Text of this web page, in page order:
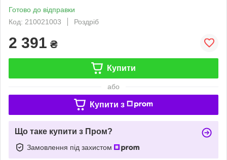
Готово до відправки
Код: 210021003
Роздріб
2 391 ₴
Купити
або
Купити з
Що таке купити з Пром?
Замовлення під захистом